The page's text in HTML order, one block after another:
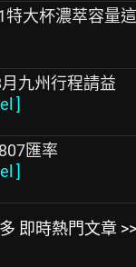
特大杯濃萃容量
九州行程請益
]
匯率
]
即時熱門文章 >>